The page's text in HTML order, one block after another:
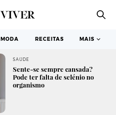
MODA RECEITAS MAIS
SAÚDE
Sente-se sempre cansada?
Pode ter falta de selénio no
organismo